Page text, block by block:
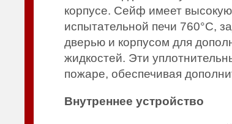
корпусе. Сейф имеет
испытательной печи 760°C,
дверью и корпусом для
жидкостей. Эти
пожаре, обеспечивая
Внутреннее устройство